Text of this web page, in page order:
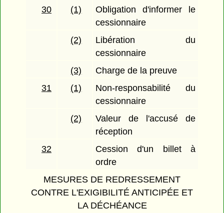
30
(1)
Obligation d'informer le
cessionnaire
(2)
Libération du
cessionnaire
(3)
Charge de la preuve
31
(1)
Non-responsabilité du
cessionnaire
(2)
Valeur de l'accusé de
réception
32
Cession d'un billet à
ordre
MESURES DE REDRESSEMENT
CONTRE L'EXIGIBILITÉ ANTICIPÉE ET
LA DÉCHÉANCE